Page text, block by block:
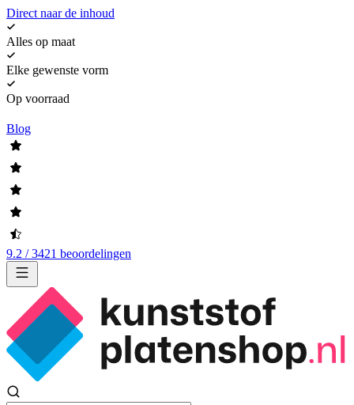
Direct naar de inhoud
Alles op maat
Elke gewenste vorm
Op voorraad
Blog
9.2 / 3421 beoordelingen